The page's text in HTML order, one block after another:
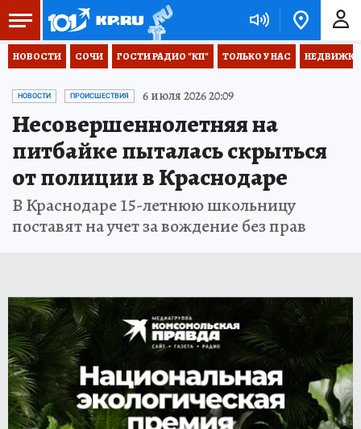
НОВОСТИ СОЧИ ГОСТИ РАДИО "КП" ТОЛЬКО У НАС НЕДВИЖКА
НОВОСТИ ПРОИСШЕСТВИЯ 6 июля 2026 20:09
Несовершеннолетняя на
питбайке пыталась скрыться
от полиции в Краснодаре
В Краснодаре 15-летнюю школьницу
поставят на учет за вождение без прав